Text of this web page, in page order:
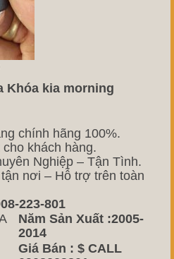
Khóa kia morning
chính hãng 100%.
khách hàng.
Nghiệp – Tận Tình.
nơi – Hỗ trợ trên toàn
223-801
Năm Sản Xuất :2005-
2014
Giá Bán : $ CALL